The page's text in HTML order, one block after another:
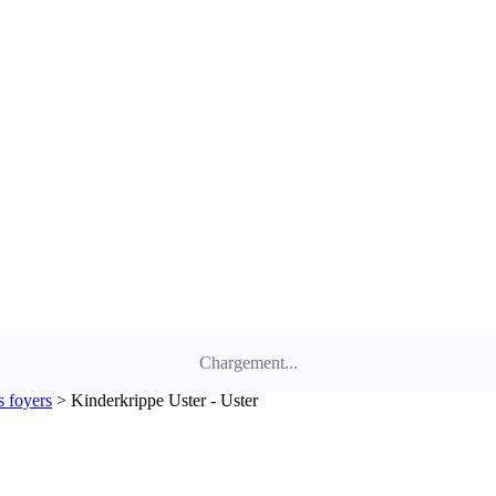
Chargement...
foyers > Kinderkrippe Uster - Uster